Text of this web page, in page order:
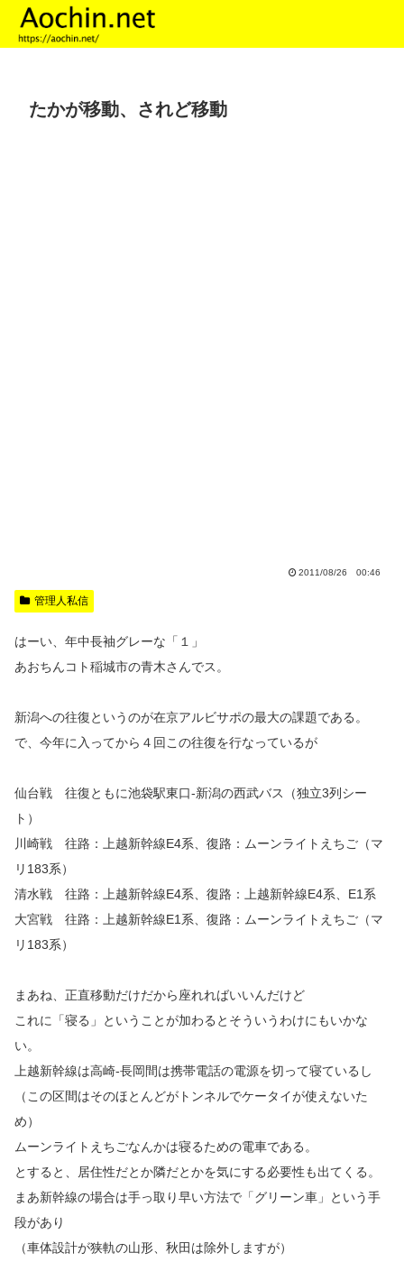
たかが移動、されど移動
2011/08/26 00:46
管理人私信
はーい、年中長袖グレーな「１」
あおちんコト稲城市の青木さんでス。
新潟への往復というのが在京アルビサポの最大の課題である。
で、今年に入ってから４回この往復を行なっているが
仙台戦 往復ともに池袋駅東口‐新潟の西武バス（独立3列シー
ト）
川崎戦 往路：上越新幹線E4系、復路：ムーンライトえちご（マ
リ183系）
清水戦 往路：上越新幹線E4系、復路：上越新幹線E4系、E1系
大宮戦 往路：上越新幹線E1系、復路：ムーンライトえちご（マ
リ183系）
まあね、正直移動だけだから座れればいいんだけど
これに「寝る」ということが加わるとそういうわけにもいかな
い。
上越新幹線は高崎‐長岡間は携帯電話の電源を切って寝ているし
（この区間はそのほとんどがトンネルでケータイが使えないた
め）
ムーンライトえちごなんかは寝るための電車である。
とすると、居住性だとか隣だとかを気にする必要性も出てくる。
まあ新幹線の場合は手っ取り早い方法で「グリーン車」という手
段があり
（車体設計が狭軌の山形、秋田は除外しますが）